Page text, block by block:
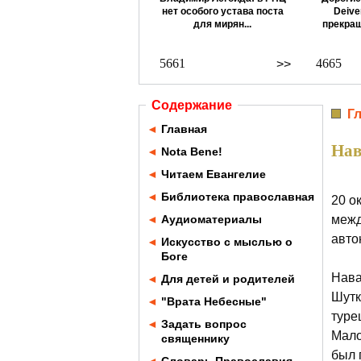
нет особого устава поста
для мирян...
>>
5661 4665
Содержание
◄ Главная
◄ Nota Bene!
◄ Читаем Евангелие
◄ Библиотека православная
◄ Аудиоматериалы
◄ Искусство с мыслью о
Боге
◄ Для детей и родителей
◄ "Врата Небесные"
◄ Задать вопрос
священнику
20
был